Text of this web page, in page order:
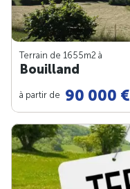
Terrain de 1655m2 à
Bouilland
à partir de 90 000 €